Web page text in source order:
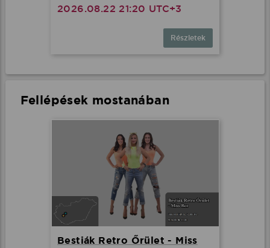
2026.08.22 21:20 UTC+3
Részletek
Fellépések mostanában
Bestiák Retro Őrület - Miss